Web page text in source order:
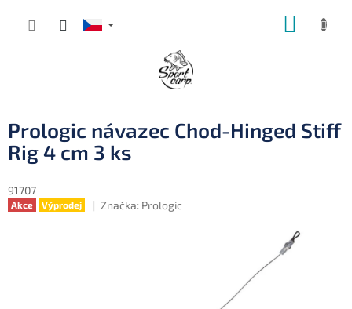
Prologic návazec Chod-Hinged Stiff
Rig 4 cm 3 ks
91707
Akce Výprodej Značka: Prologic